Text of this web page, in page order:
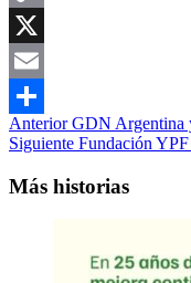
Copy
Link
X
Email
Compartir
Navegación
de
entradas
AnteriorGDN Argentina
Siguiente Fundación
Más historias